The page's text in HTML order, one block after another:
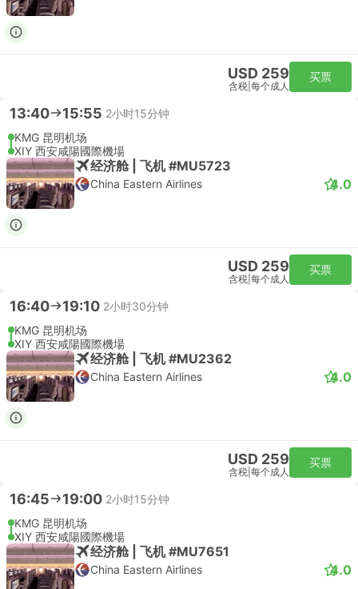
USD 259
含税 每个成人
买票
13:40 15:55 2小时15分钟
KMG 昆明机场
XIY 西安咸陽國際機場
经济舱 | 飞机 #MU5723
China Eastern Airlines 4.0
USD 259
含税 每个成人
买票
16:40 19:10 2小时30分钟
KMG 昆明机场
XIY 西安咸陽國際機場
经济舱 | 飞机 #MU2362
China Eastern Airlines 4.0
USD 259
含税 每个成人
买票
16:45 19:00 2小时15分钟
KMG 昆明机场
XIY 西安咸陽國際機場
经济舱 | 飞机 #MU7651
China Eastern Airlines 4.0